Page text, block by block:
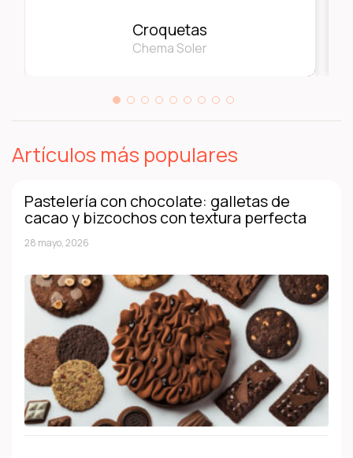
Croquetas
Chema Soler
Artículos más populares
Pastelería con chocolate: galletas de
cacao y bizcochos con textura perfecta
28 mayo, 2026